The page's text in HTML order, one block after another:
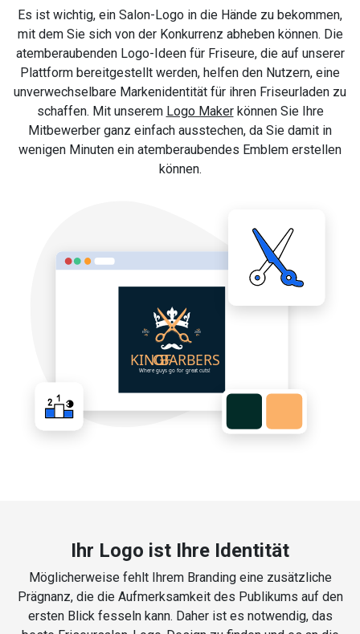
Es ist wichtig, ein Salon-Logo in die Hände zu bekommen,
mit dem Sie sich von der Konkurrenz abheben können. Die
atemberaubenden Logo-Ideen für Friseure, die auf unserer
Plattform bereitgestellt werden, helfen den Nutzern, eine
unverwechselbare Markenidentität für ihren Friseurladen zu
schaffen. Mit unserem Logo Makerkönnen Sie Ihre
Mitbewerber ganz einfach ausstechen, da Sie damit in
wenigen Minuten ein atemberaubendes Emblem erstellen
können.
Ihr Logo ist Ihre Identität
Möglicherweise fehlt Ihrem Branding eine zusätzliche
Prägnanz, die die Aufmerksamkeit des Publikums auf den
ersten Blick fesseln kann. Daher ist es notwendig, das